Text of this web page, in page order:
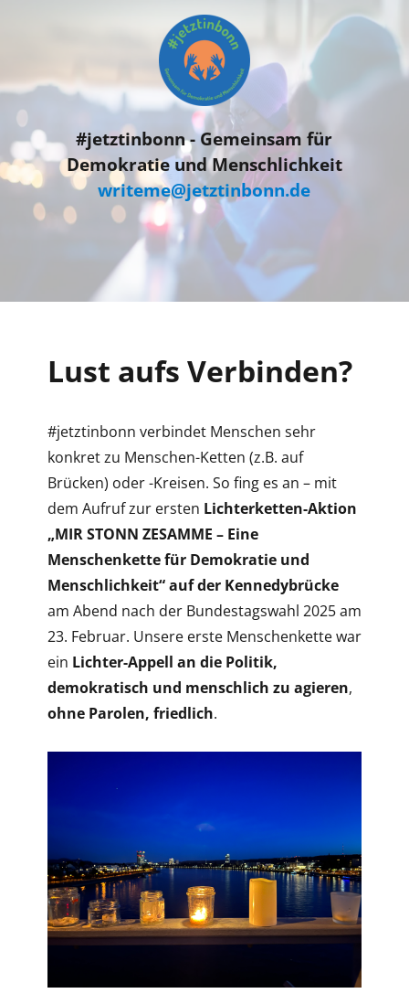
#jetztinbonn
#jetztinbonn - Gemeinsam für
Demokratie und Menschlichkeit
writeme@jetztinbonn.de
Lust aufs Verbinden?
#jetztinbonn verbindet Menschen sehr
konkret zu Menschen-Ketten (z.B. auf
Brücken) oder -Kreisen. So fing es an – mit
dem Aufruf zur ersten Lichterketten-Aktion
„MIR STONN ZESAMME – Eine
Menschenkette für Demokratie und
Menschlichkeit“ auf der Kennedybrücke
am Abend nach der Bundestagswahl 2025 am
23. Februar. Unsere erste Menschenkette war
ein Lichter-Appell an die Politik,
demokratisch und menschlich zu agieren,
ohne Parolen, friedlich.